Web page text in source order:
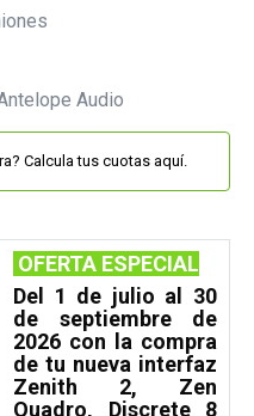
Calcula tus cuotas aquí.
OFERTA ESPECIAL
Del 1 de julio al 30
de septiembre de
2026 con la compra
de tu nueva interfaz
Zenith 2, Zen
Quadro, Discrete 8